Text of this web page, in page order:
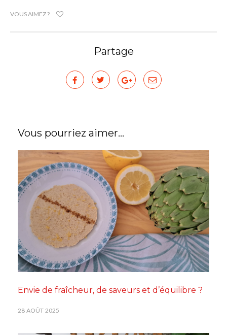
VOUS AIMEZ ?
Partage
Vous pourriez aimer...
Envie de fraîcheur, de saveurs et d’équilibre ?
28 AOÛT 2025